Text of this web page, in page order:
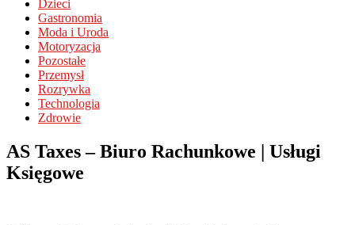
Dzieci
Gastronomia
Moda i Uroda
Motoryzacja
Pozostałe
Przemysł
Rozrywka
Technologia
Zdrowie
AS Taxes – Biuro Rachunkowe | Usługi
Księgowe